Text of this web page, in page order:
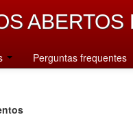
ABERTOS
Perguntas frequentes